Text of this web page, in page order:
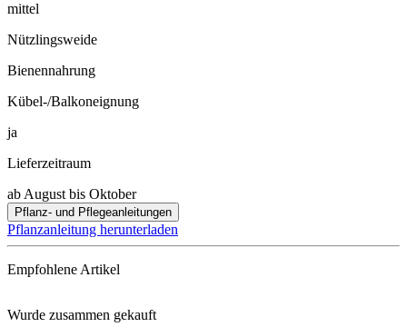
mittel
Nützlingsweide
Bienennahrung
Kübel-/Balkoneignung
ja
Lieferzeitraum
ab August bis Oktober
Pflanz- und Pflegeanleitungen
Pflanzanleitung herunterladen
Empfohlene Artikel
Wurde zusammen gekauft